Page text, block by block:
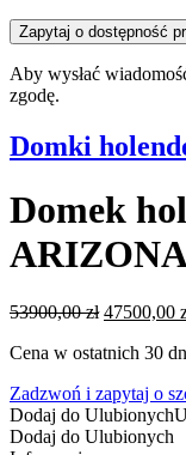
Aby wysłać
zgodę.
Domki
Domek
53900,00zł Pierwotna
wynosiła:
47500,00
Cena w ostatnich 30
Zadzwoń i zapytaj o
Dodaj do Ulubionych
Dodaj do Ulubionych